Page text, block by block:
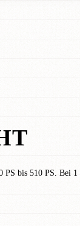
bis 510 PS. Bei